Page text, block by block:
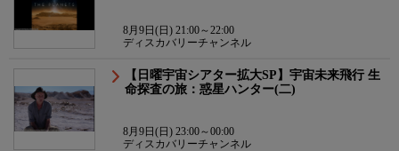
8月9日(日) 21:00～22:00
ディスカバリーチャンネル
【日曜宇宙シアター拡大SP】宇宙未来飛行 生
命探査の旅：惑星ハンター(二)
8月9日(日) 23:00～00:00
ディスカバリーチャンネル